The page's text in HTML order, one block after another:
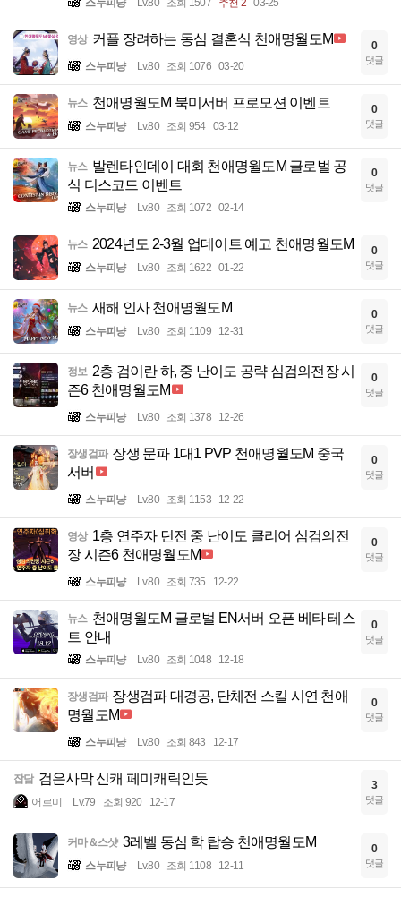
스누피냥 Lv.80 조회 1507 추천 2 03-25
영상 커플 장려하는 동심 결혼식 천애명월도M
스누피냥 Lv.80 조회 1076 03-20
0
댓글
뉴스 천애명월도M 북미서버 프로모션 이벤트
스누피냥 Lv.80 조회 954 03-12
0
댓글
뉴스 발렌타인데이 대회 천애명월도M 글로벌 공
식 디스코드 이벤트
스누피냥 Lv.80 조회 1072 02-14
0
댓글
뉴스 2024년도 2-3월 업데이트 예고 천애명월도M
스누피냥 Lv.80 조회 1622 01-22
0
댓글
뉴스 새해 인사 천애명월도M
스누피냥 Lv.80 조회 1109 12-31
0
댓글
정보 2층 검이란 하, 중 난이도 공략 심검의전장 시
즌6 천애명월도M
스누피냥 Lv.80 조회 1378 12-26
0
댓글
장생검파 장생 문파 1대1 PVP 천애명월도M 중국
서버
스누피냥 Lv.80 조회 1153 12-22
0
댓글
영상 1층 연주자 던전 중 난이도 클리어 심검의전
장 시즌6 천애명월도M
스누피냥 Lv.80 조회 735 12-22
0
댓글
뉴스 천애명월도M 글로벌 EN서버 오픈 베타 테스
트 안내
스누피냥 Lv.80 조회 1048 12-18
0
댓글
장생검파 장생검파 대경공, 단체전 스킬 시연 천애
명월도M
스누피냥 Lv.80 조회 843 12-17
0
댓글
잡담 검은사막 신캐 페미캐릭인듯
어르미 Lv.79 조회 920 12-17
3
댓글
커마＆스샷 3레벨 동심 학 탑승 천애명월도M
스누피냥 Lv.80 조회 1108 12-11
0
댓글